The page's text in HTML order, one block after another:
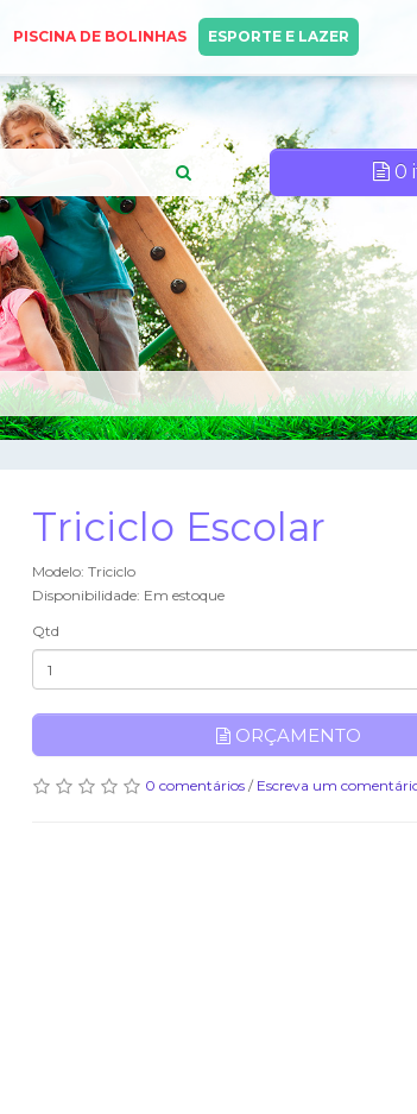
PISCINA DE BOLINHAS ESPORTE E LAZER
0
Triciclo Escolar
Modelo: Triciclo
Disponibilidade: Em estoque
Qtd
ORÇAMENTO
0 comentários/ Escreva um